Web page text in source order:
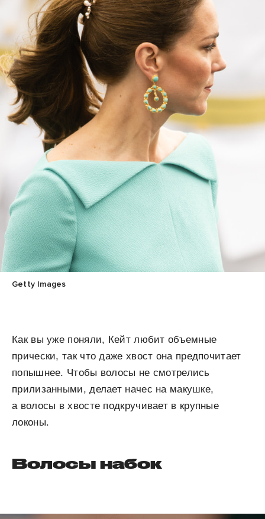
Getty Images
Как вы уже поняли, Кейт любит объемные
прически, так что даже хвост она предпочитает
попышнее. Чтобы волосы не смотрелись
прилизанными, делает начес на макушке,
а волосы в хвосте подкручивает в крупные
локоны.
Волосы набок